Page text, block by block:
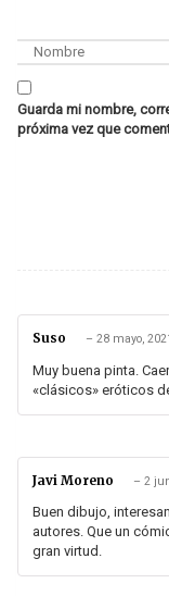
Guarda mi nombre,
próxima vez que
Suso – 28 mayo, 2021
Muy buena pinta.
«clásicos» eróticos
Javi Moreno – 2
Buen dibujo,
autores. Que un
gran virtud.